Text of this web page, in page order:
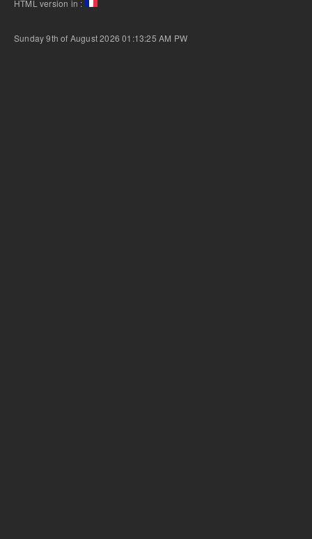
HTML version in :
Sunday 9th of August 2026 01:13:25 AM PW